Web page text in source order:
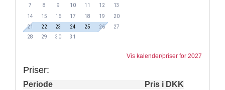
7
8 9 10 11 12
13
14
15 16 17 18 19
20
21
22 23 24 25 26
27
28
29 30 31
Vis kalender/priser for 2027
Priser:
Periode Pris i DKK